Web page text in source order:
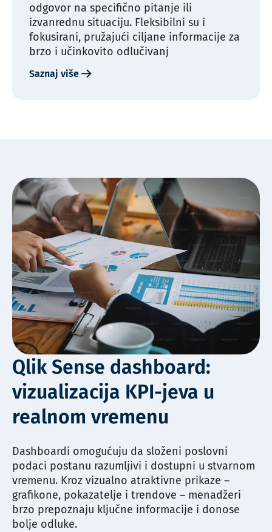
odgovor na specifično pitanje ili
izvanrednu situaciju. Fleksibilni su i
fokusirani, pružajući ciljane informacije za
brzo i učinkovito odlučivanj
Saznaj više
Qlik Sense dashboard:
vizualizacija KPI-jeva u
realnom vremenu
Dashboardi omogućuju da složeni poslovni
podaci postanu razumljivi i dostupni u stvarnom
vremenu. Kroz vizualno atraktivne prikaze –
grafikone, pokazatelje i trendove – menadžeri
brzo prepoznaju ključne informacije i donose
bolje odluke.